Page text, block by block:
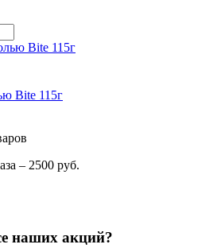
Bite 115г
– 2500 руб.
наших акций?